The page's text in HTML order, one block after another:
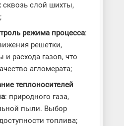
сквозь слой шихты,
режима процесса:
решетки,
и расхода газов, что
агломерата;
теплоносителей
: природного газа,
пыли. Выбор
топлива;